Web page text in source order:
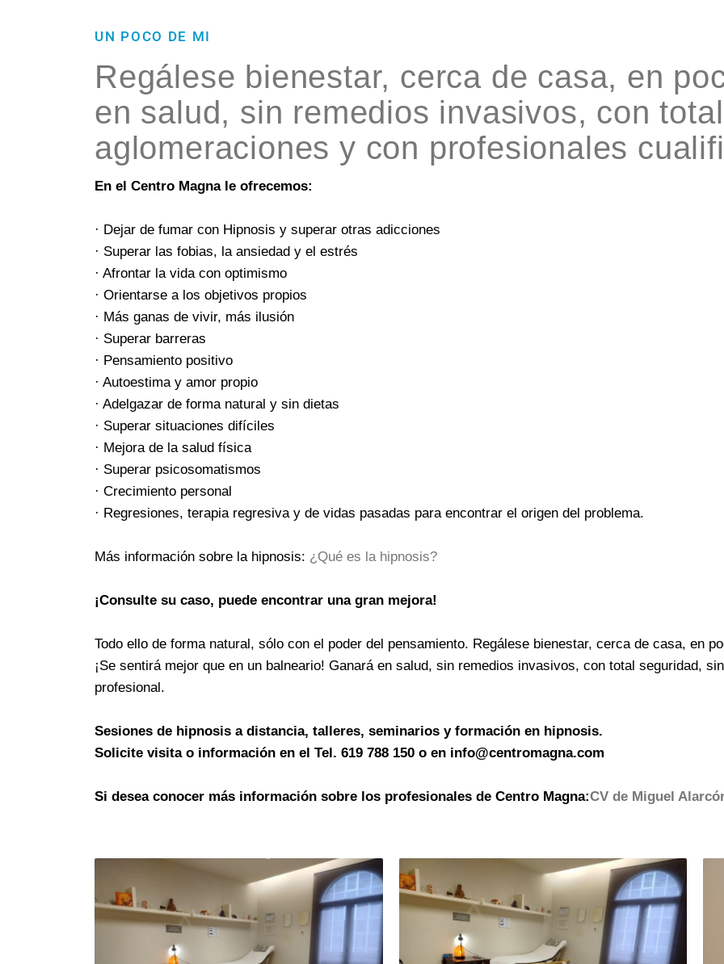
UN POCO DE MI
Regálese bienestar, cerca de casa, en
en salud, sin remedios invasivos, con
aglomeraciones y con profesionales
En el Centro Magna le ofrecemos:
· Dejar de fumar con Hipnosis y superar otras adicciones
· Superar las fobias, la ansiedad y el estrés
· Afrontar la vida con optimismo
· Orientarse a los objetivos propios
· Más ganas de vivir, más ilusión
· Superar barreras
· Pensamiento positivo
· Autoestima y amor propio
· Adelgazar de forma natural y sin dietas
· Superar situaciones difíciles
· Mejora de la salud física
· Superar psicosomatismos
· Crecimiento personal
· Regresiones, terapia regresiva y de vidas pasadas para encontrar el origen del problema.
Más información sobre la hipnosis: ¿Qué es la hipnosis?
¡Consulte su caso, puede encontrar una gran mejora!
Todo ello de forma natural, sólo con el poder del pensamiento. Regálese bienestar, cerca de casa, en
¡Se sentirá mejor que en un balneario! Ganará en salud, sin remedios invasivos, con total seguridad,
profesional.
Sesiones de hipnosis a distancia, talleres, seminarios y formación en hipnosis.
Solicite visita o información en el Tel. 619 788 150 o en info@centromagna.com
Si desea conocer más información sobre los profesionales de Centro Magna:CV de Miguel